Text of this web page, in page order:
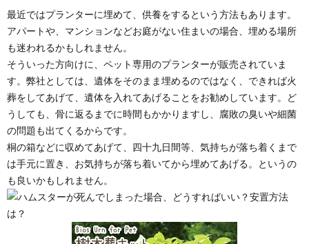
最近ではプランターに埋めて、供養をするという方法もあります。
アパートや、マンションなどお庭がない住まいの場合、埋める場所
も迷われるかもしれません。
そういった方向けに、ペット専用のプランターが販売されていま
す。弊社としては、遺体をそのまま埋めるのではなく、できれば火
葬をしてあげて、遺体を入れてあげることをお勧めしています。ど
うしても、骨に返るまでに時間もかかりますし、腐敗の臭いや細菌
の問題も出てくるからです。
桐の箱などに収めてあげて、四十九日間等、気持ちが落ち着くまで
は手元に置き、お気持ちが落ち着いてから埋めてあげる。というの
も良いかもしれません。